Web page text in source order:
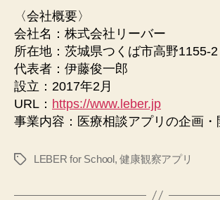
〈会社概要〉
会社名：株式会社リーバー
所在地：茨城県つくば市高野1155-2
代表者：伊藤俊一郎
設立：2017年2月
URL： https://www.leber.jp
事業内容：医療相談アプリの企画・
タ
LEBER for School,健康観察アプリ